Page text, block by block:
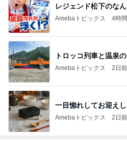
レジェンド松下のな
Amebaトピックス 4時
トロッコ列車と温泉
Amebaトピックス 2日前
一目惚れしてお迎え
Amebaトピックス 2日前